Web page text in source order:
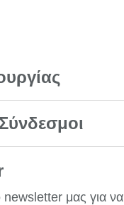
μας για να